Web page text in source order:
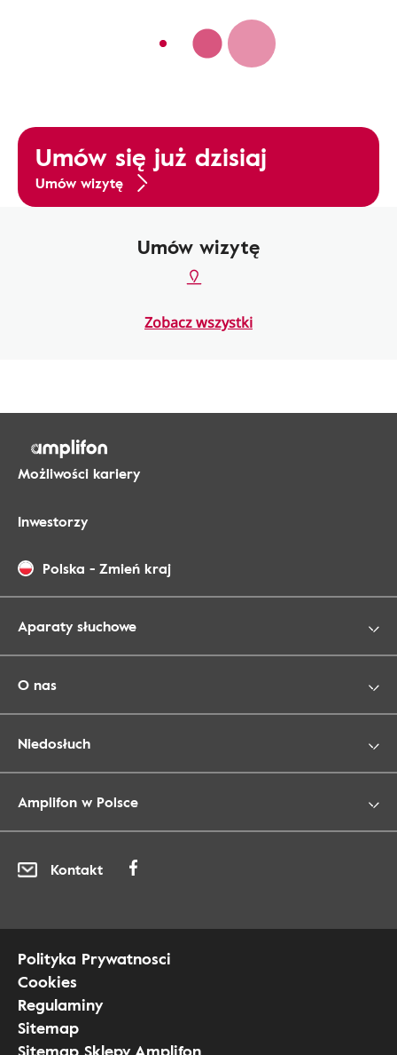
Umów się już dzisiaj
Umów wizytę
Umów wizytę
Zobacz wszystki
Możliwości kariery
Inwestorzy
Polska - Zmień kraj
Aparaty słuchowe
O nas
Niedosłuch
Amplifon w Polsce
Kontakt
Polityka Prywatnosci
Cookies
Regulaminy
Sitemap